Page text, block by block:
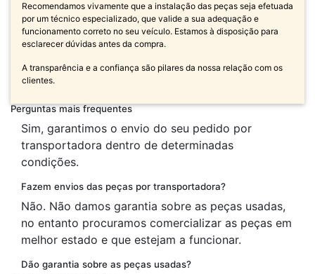
Recomendamos vivamente que a instalação das peças seja efetuada
por um técnico especializado, que valide a sua adequação e
funcionamento correto no seu veículo. Estamos à disposição para
esclarecer dúvidas antes da compra.
A transparência e a confiança são pilares da nossa relação com os
clientes.
Perguntas mais frequentes
Sim, garantimos o envio do seu pedido por
transportadora dentro de determinadas
condições.
Fazem envios das peças por transportadora?
Não. Não damos garantia sobre as peças usadas,
no entanto procuramos comercializar as peças em
melhor estado e que estejam a funcionar.
Dão garantia sobre as peças usadas?